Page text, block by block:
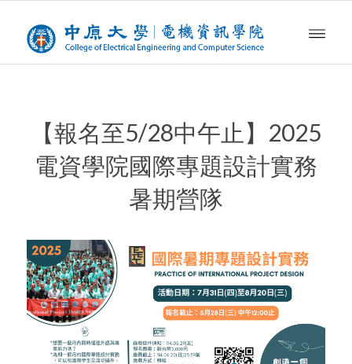
【報名至5/28中午止】2025
電資學院國際專題設計實務
暑期營隊